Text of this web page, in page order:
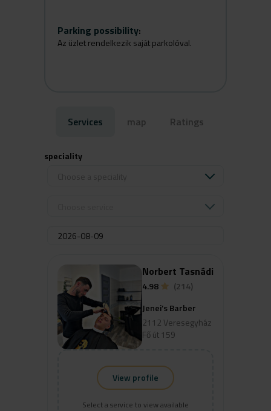
vasárnap:zárva
Parking possibility:
Az üzlet rendelkezik saját parkolóval.
Services map Ratings
speciality
View profile
Select a service to view available
Norbert Tasnádi
4.98
(214)
Jenei’s Barber
2112 Veresegyház
Fő út 159